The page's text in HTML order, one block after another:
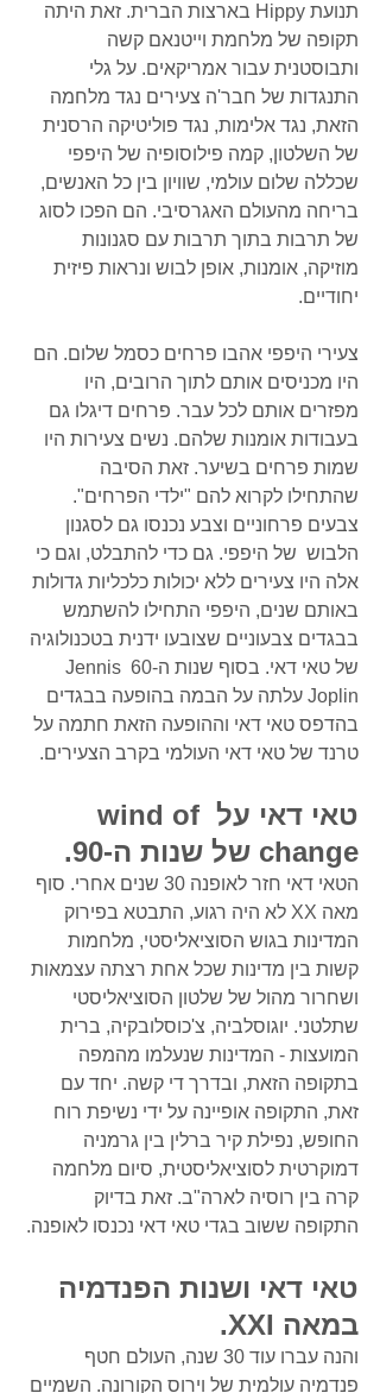
תנועת Hippy בארצות הברית. זאת היתה
תקופה של מלחמת וייטנאם קשה
ותבוסטנית עבור אמריקאים. על גלי
התנגדות של חבר'ה צעירים נגד מלחמה
הזאת, נגד אלימות, נגד פוליטיקה הרסנית
של השלטון, קמה פילוסופיה של היפפי
שכללה שלום עולמי, שוויון בין כל האנשים,
בריחה מהעולם האגרסיבי. הם הפכו לסוג
של תרבות בתוך תרבות עם סגנונות
מוזיקה, אומנות, אופן לבוש ונראות פיזית
יחודיים.
צעירי היפפי אהבו פרחים כסמל שלום. הם
היו מכניסים אותם לתוך הרובים, היו
מפזרים אותם לכל עבר. פרחים דיגלו גם
בעבודות אומנות שלהם. נשים צעירות היו
שמות פרחים בשיער. זאת הסיבה
שהתחילו לקרוא להם "ילדי הפרחים".
צבעים פרחוניים וצבע נכנסו גם לסגנון
הלבוש  של היפפי. גם כדי להתבלט, וגם כי
אלה היו צעירים ללא יכולות כלכליות גדולות
באותם שנים, היפפי התחילו להשתמש
בבגדים צבעוניים שצובעו ידנית בטכנולוגיה
של טאי דאי. בסוף שנות ה-60 Jennis
Joplin עלתה על הבמה בהופעה בבגדים
בהדפס טאי דאי וההופעה הזאת חתמה על
טרנד של טאי דאי העולמי בקרב הצעירים.
טאי דאי על wind of
change של שנות ה-90.
הטאי דאי חזר לאופנה 30 שנים אחרי. סוף
מאה XX לא היה רגוע, התבטא בפירוק
המדינות בגוש הסוציאליסטי, מלחמות
קשות בין מדינות שכל אחת רצתה עצמאות
ושחרור מהול של שלטון הסוציאליסטי
שתלטני. יוגוסלביה, צ'כוסלובקיה, ברית
המועצות - המדינות שנעלמו מהמפה
בתקופה הזאת, ובדרך די קשה. יחד עם
זאת, התקופה אופיינה על ידי נשיפת רוח
החופש, נפילת קיר ברלין בין גרמניה
דמוקרטית לסוציאליסטית, סיום מלחמה
קרה בין רוסיה לארה"ב. זאת בדיוק
התקופה ששוב בגדי טאי דאי נכנסו לאופנה.
טאי דאי ושנות הפנדמיה
במאה XXI.
והנה עברו עוד 30 שנה, העולם חטף
פנדמיה עולמית של וירוס הקורונה. השמיים